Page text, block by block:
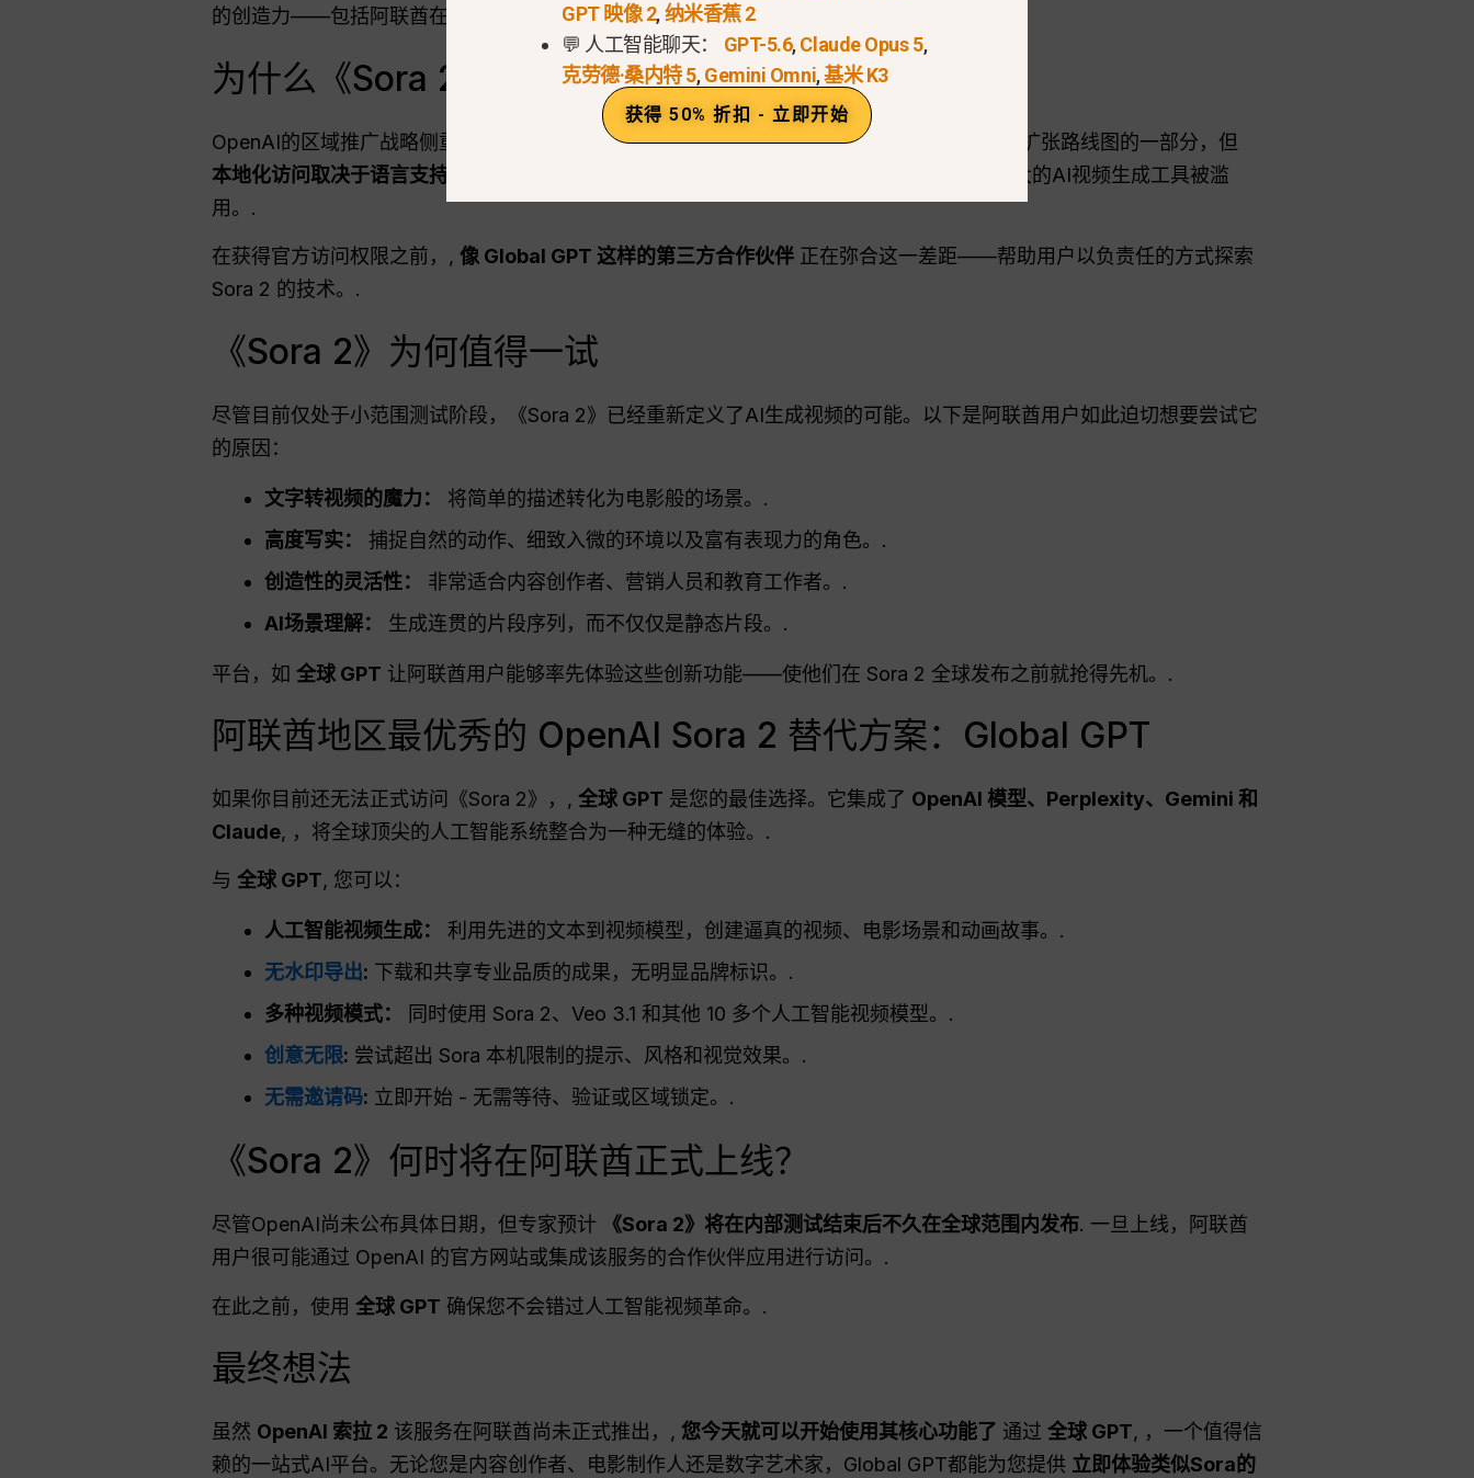
的创造力——包括阿联酋在内。.
为什么《Sora 2》尚未在阿联酋正式发布
OpenAI的区域推广战略侧重于安全、数据合规性和伦理测试。阿联酋是OpenAI计划中的全球扩张路线图的一部分，但
本地化访问取决于语言支持和监管审批
. 这种审慎的发布方式既能确保公平使用，又能防止强大的AI视频生成工具被滥
用。.
在获得官方访问权限之前，, 像 Global GPT 这样的第三方合作伙伴 正在弥合这一差距——帮助用户以负责任的方式探索
Sora 2 的技术。.
《Sora 2》为何值得一试
尽管目前仅处于小范围测试阶段，《Sora 2》已经重新定义了AI生成视频的可能。以下是阿联酋用户如此迫切想要尝试它
的原因：
文字转视频的魔力：
将简单的描述转化为电影般的场景。.
高度写实：
捕捉自然的动作、细致入微的环境以及富有表现力的角色。.
创造性的灵活性：
非常适合内容创作者、营销人员和教育工作者。.
AI场景理解：
生成连贯的片段序列，而不仅仅是静态片段。.
平台，如 全球 GPT 让阿联酋用户能够率先体验这些创新功能——使他们在 Sora 2 全球发布之前就抢得先机。.
阿联酋地区最优秀的 OpenAI Sora 2 替代方案：Global GPT
如果你目前还无法正式访问《Sora 2》，, 全球 GPT 是您的最佳选择。它集成了 OpenAI 模型、Perplexity、Gemini 和
Claude, ，将全球顶尖的人工智能系统整合为一种无缝的体验。.
与 全球 GPT, 您可以：
人工智能视频生成：
利用先进的文本到视频模型，创建逼真的视频、电影场景和动画故事。.
无水印导出: 下载和共享专业品质的成果，无明显品牌标识。.
多种视频模式：
同时使用 Sora 2、Veo 3.1 和其他 10 多个人工智能视频模型。.
创意无限: 尝试超出 Sora 本机限制的提示、风格和视觉效果。.
无需邀请码: 立即开始 - 无需等待、验证或区域锁定。.
《Sora 2》何时将在阿联酋正式上线？
尽管OpenAI尚未公布具体日期，但专家预计 《Sora 2》将在内部测试结束后不久在全球范围内发布. 一旦上线，阿联酋
用户很可能通过 OpenAI 的官方网站或集成该服务的合作伙伴应用进行访问。.
在此之前，使用 全球 GPT 确保您不会错过人工智能视频革命。.
最终想法
虽然 OpenAI 索拉 2 该服务在阿联酋尚未正式推出，, 您今天就可以开始使用其核心功能了 通过 全球 GPT, ，一个值得信
赖的一站式AI平台。无论您是内容创作者、电影制作人还是数字艺术家，Global GPT都能为您提供 立即体验类似Sora的
GPT 映像 2,纳米香蕉 2
💬 人工智能聊天： GPT-5.6,Claude Opus 5,
克劳德·桑内特 5,Gemini Omni,基米 K3
获得 50% 折扣 - 立即开始